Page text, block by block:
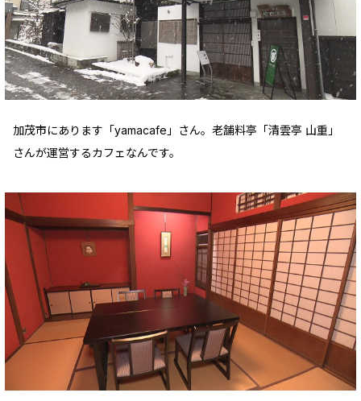
加茂市にあります「yamacafe」さん。老舗料亭「清雲亭 山重」
さんが運営するカフェなんです。